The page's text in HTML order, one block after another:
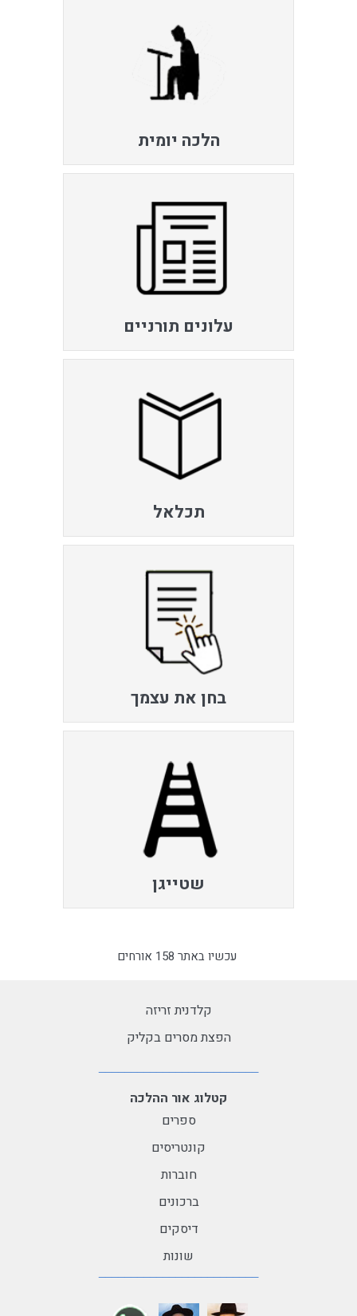
הלכה יומית
עלונים תורניים
תכלאל
בחן את עצמך
שטייגן
עכשיו באתר 158 אורחים
קלדנית זריזה
הפצת מסרים בקליק
קטלוג אור ההלכה
ספרים
קונטריסים
חוברות
ברכונים
דיסקים
שונות